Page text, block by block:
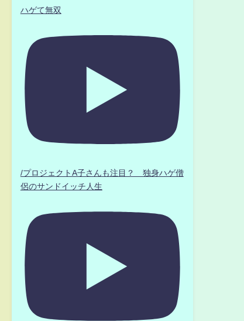
ハゲて無双
/プロジェクトA子さんも注目？ 独身ハゲ僧
侶のサンドイッチ人生